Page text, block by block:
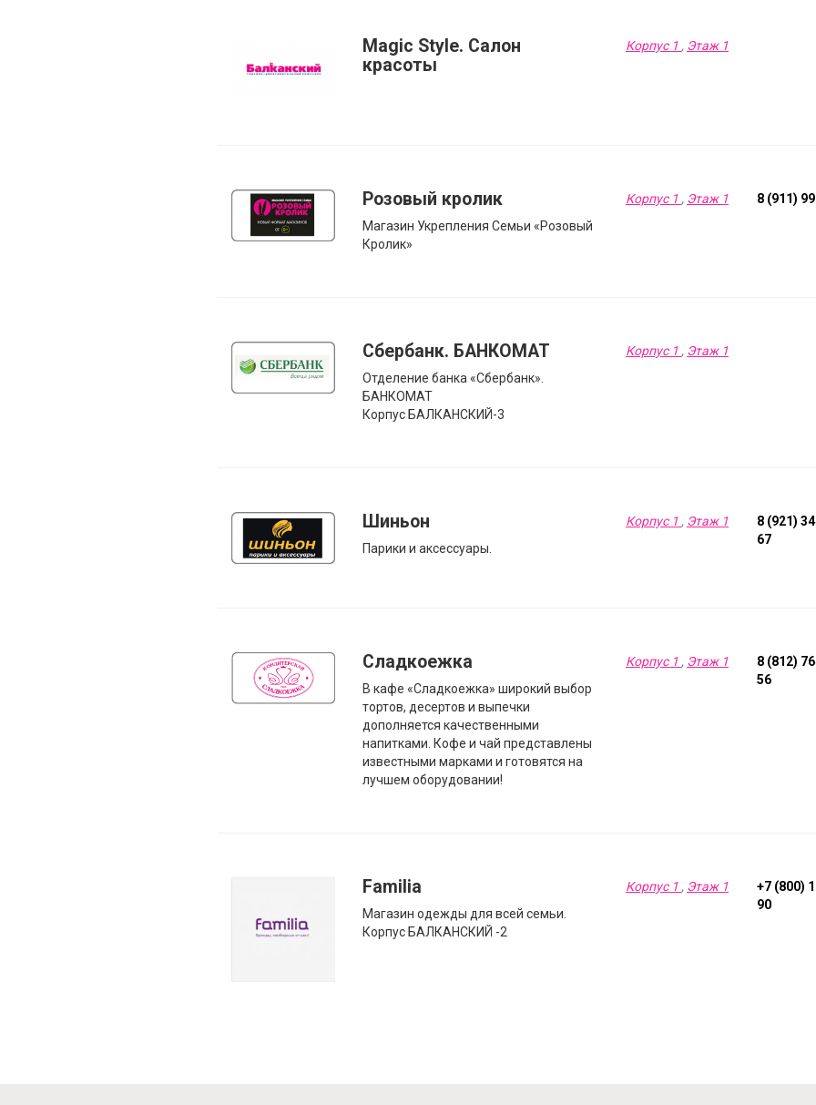
Magic Style. Салон
красоты
Корпус 1 , Этаж 1
Розовый кролик
Магазин Укрепления Семьи «Розовый
Кролик»
Корпус 1 , Этаж 1 8 (911)
Сбербанк. БАНКОМАТ
Отделение банка «Сбербанк».
БАНКОМАТ
Корпус БАЛКАНСКИЙ-3
Корпус 1 , Этаж 1
Шиньон
Парики и аксессуары.
Корпус 1 , Этаж 1
8 (921)
67
Сладкоежка
В кафе «Сладкоежка» широкий выбор
тортов, десертов и выпечки
дополняется качественными
напитками. Кофе и чай представлены
известными марками и готовятся на
лучшем оборудовании!
Корпус 1 , Этаж 1
8 (812)
56
Familia
Магазин одежды для всей семьи.
Корпус БАЛКАНСКИЙ -2
Корпус 1 , Этаж 1
+7 (800)
90